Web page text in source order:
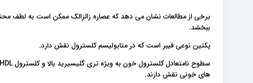
برخی از مطالعات نشان می دهد که عصاره زالزالک ممکن است به لطف
ببخشد.
پکتین نوعی فیبر است که در متابولیسم کلسترول نقش دارد.
های خونی نقش دارند.